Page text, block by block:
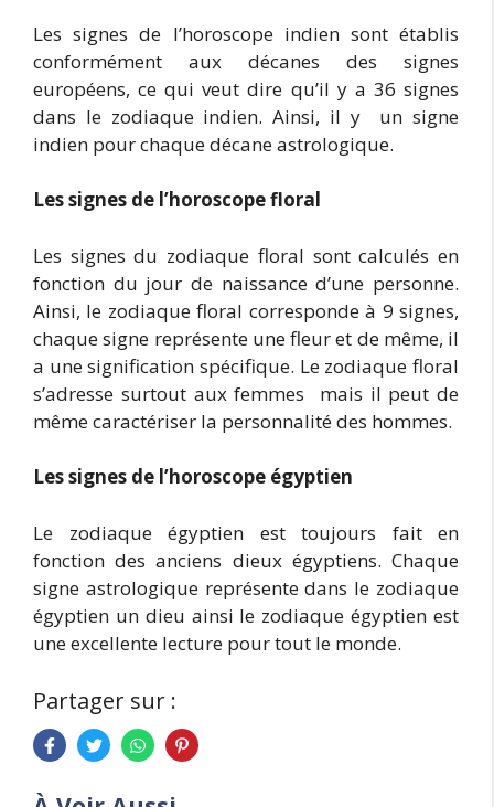
Les signes de l’horoscope indien sont établis
conformément aux décanes des signes
européens, ce qui veut dire qu’il y a 36 signes
dans le zodiaque indien. Ainsi, il y un signe
indien pour chaque décane astrologique.
Les signes de l’horoscopefloral
Les signes du zodiaque floral sont calculés en
fonction du jour de naissance d’une personne.
Ainsi, le zodiaque floral corresponde à 9 signes,
chaque signe représente une fleur et de même, il
a une signification spécifique. Le zodiaque floral
s’adresse surtout aux femmes mais il peut de
même caractériser la personnalité des hommes.
Les signes de l’horoscope égyptien
Le zodiaque égyptien est toujours fait en
fonction des anciens dieux égyptiens. Chaque
signe astrologique représente dans le zodiaque
égyptien un dieu ainsi le zodiaque égyptien est
une excellente lecture pour tout le monde.
Partager sur :